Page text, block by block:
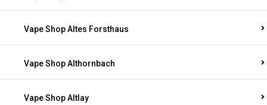
Vape Shop Altes Forsthaus
Vape Shop Althornbach
Vape Shop Altlay